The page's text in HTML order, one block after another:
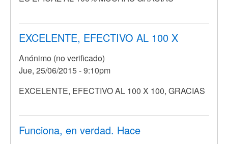
EXCELENTE, EFECTIVO AL 100 X
Anónimo (no verificado)
Jue, 25/06/2015 - 9:10pm
EXCELENTE, EFECTIVO AL 100 X 100, GRACIAS
Funciona, en verdad. Hace